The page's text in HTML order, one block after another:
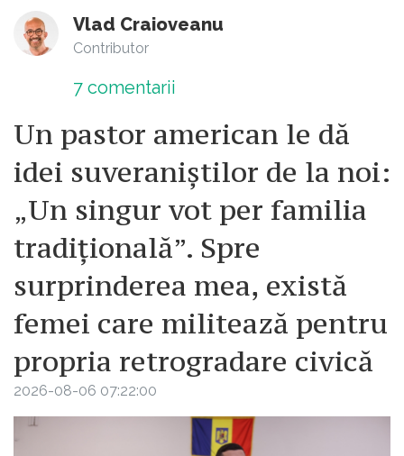
Vlad Craioveanu
Contributor
7 comentarii
Un pastor american le dă
idei suveraniștilor de la noi:
„Un singur vot per familia
tradițională”. Spre
surprinderea mea, există
femei care militează pentru
propria retrogradare civică
2026-08-06 07:22:00